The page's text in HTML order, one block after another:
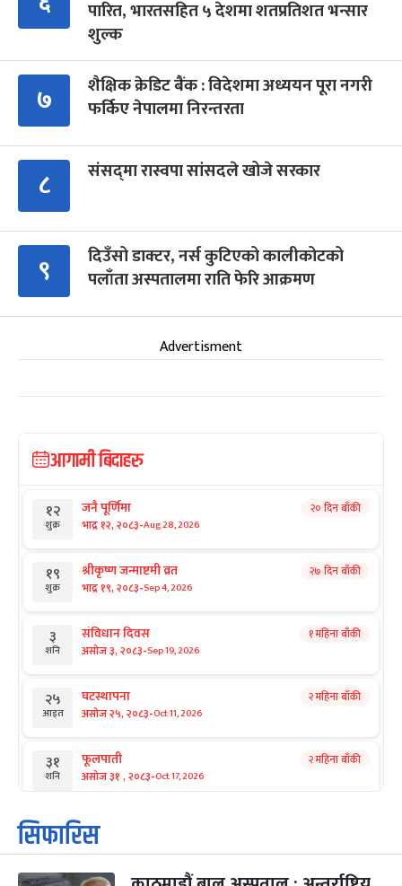
पारित, भारतसहित ५ देशमा शतप्रतिशत भन्सार
शुल्क
७
शैक्षिक क्रेडिट बैंक : विदेशमा अध्ययन पूरा नगरी
फर्किए नेपालमा निरन्तरता
८ संसद्‍मा रास्वपा सांसदले खोजे सरकार
९
दिउँसो डाक्टर, नर्स कुटिएको कालीकोटको
पलाँता अस्पतालमा राति फेरि आक्रमण
Advertisment
आगामी बिदाहरु
१२
शुक्र
जनै पूर्णिमा
भाद्र १२, २०८३-Aug 28, 2026
२० दिन बाँकी
१९
शुक्र
श्रीकृष्ण जन्माष्टमी व्रत
भाद्र १९, २०८३-Sep 4, 2026
२७ दिन बाँकी
३
शनि
संविधान दिवस
असोज ३, २०८३-Sep 19, 2026
१ महिना बाँकी
२५
आइत
घटस्थापना
असोज २५, २०८३-Oct 11, 2026
२ महिना बाँकी
३१
शनि
फूलपाती
असोज ३१ , २०८३-Oct 17, 2026
२ महिना बाँकी
१
आइत
कार्तिक सङ्क्रान्ति
कार्तिक १, २०८३
सिफारिस